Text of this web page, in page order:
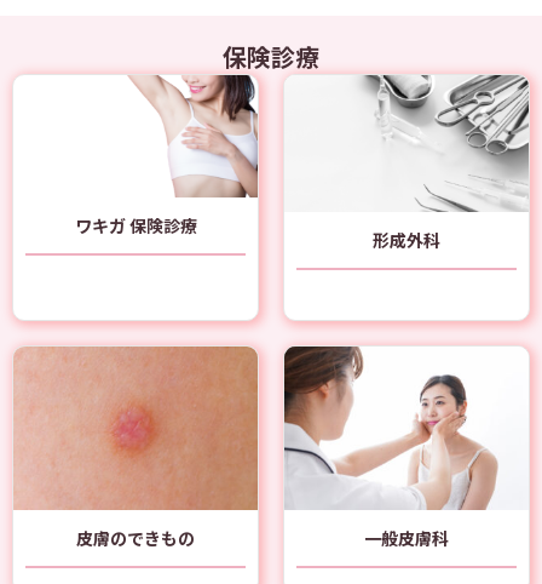
保険診療
ワキガ 保険診療
形成外科
皮膚のできもの 一般皮膚科